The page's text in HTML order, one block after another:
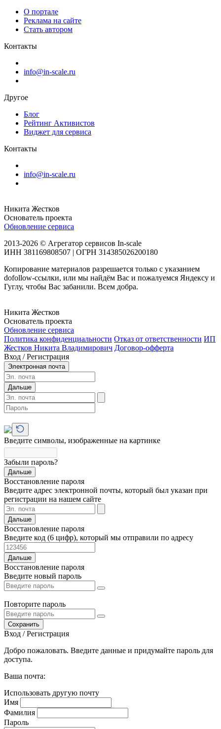
О портале
Реклама на сайте
Стать автором
Контакты
info@in-scale.ru
Другое
Блог
Рейтинг Активистов
Виджет для сервиса
Контакты
info@in-scale.ru
Никита Жестков
Основатель проекта
Обновление сервиса
2013-2026 © Агрегатор сервисов In-scale
ИНН 381169808507 | ОГРН 314385026200180
Копирование материалов разрешается только с указанием
dofollow-ссылки, или мы найдём Вас и пожалуемся Яндексу и
Гуглу, чтобы Вас забанили. Всем добра.
Никита Жестков
Основатель проекта
Обновление сервиса
Политика конфиденциальности Отказ от ответственности ИП
Жестков Никита Владимирович Договор-офферта
Вход / Регистрация
Электронная почта
Дальше
Введите символы, изображенные на картинке
Забыли пароль?
Дальше
Восстановление пароля
Введите адрес электронной почты, который был указан при
регистрации на нашем сайте
Дальше
Восстановление пароля
Введите код (6 цифр), который мы отправили по адресу
Дальше
Восстановление пароля
Введите новый пароль
Повторите пароль
Сохранить
Вход / Регистрация
Добро пожаловать. Введите данные и придумайте пароль для
доступа.
Ваша почта:
Использовать другую почту
Имя
Фамилия
Пароль